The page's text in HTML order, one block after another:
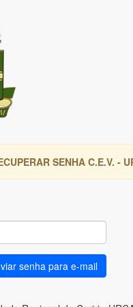
SENHA C.E.V. -
senha para e-mail